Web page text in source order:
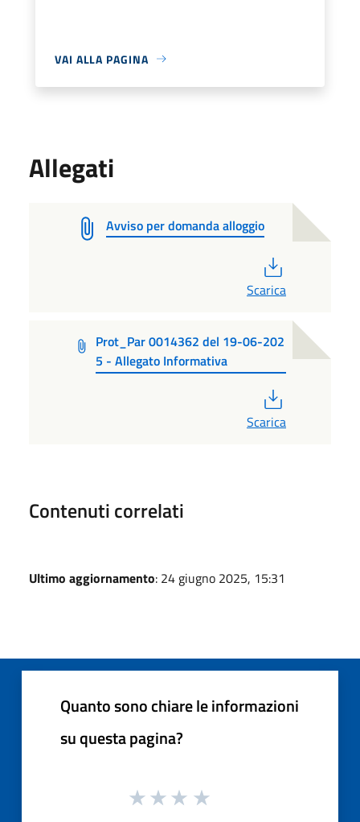
VAI ALLA PAGINA
Allegati
Avviso per domanda alloggio
Scarica
Prot_Par 0014362 del 19-06-202
5 - Allegato Informativa
Scarica
Contenuti correlati
Ultimo aggiornamento: 24 giugno 2025, 15:31
Quanto sono chiare le informazioni
su questa pagina?